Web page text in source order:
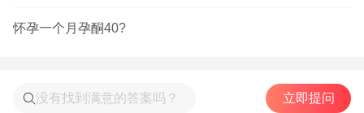
怀孕一个月孕酮40?
立即提问